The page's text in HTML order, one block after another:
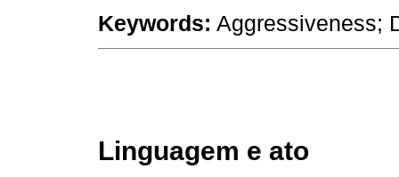
Keywords: Aggressiveness;
Linguagem e ato